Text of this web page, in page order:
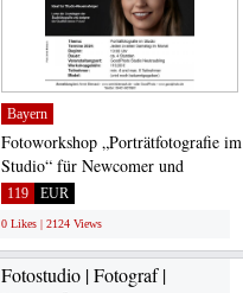
Bayern
Fotoworkshop „Porträtfotografie im
Studio“ für Newcomer und
Anfänger FOTOWORKSHOP...
119 EUR
0 Likes | 2124 Views
Fotostudio | Fotograf |